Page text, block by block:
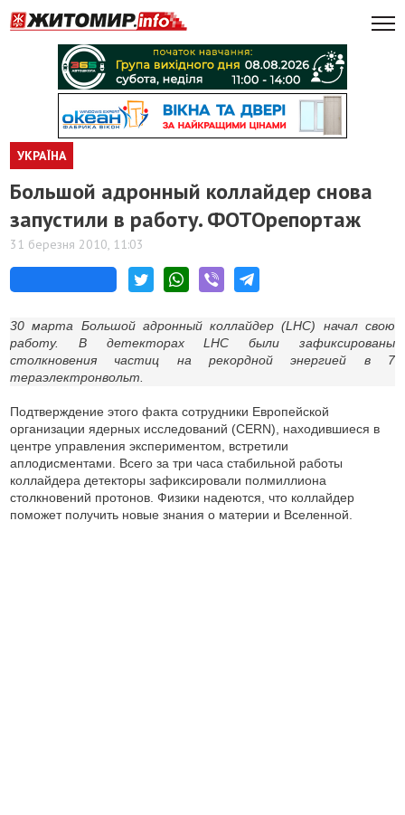
УКРАЇНА
Большой адронный коллайдер снова
запустили в работу. ФОТОрепортаж
31 березня 2010, 11:03
30 марта Большой адронный коллайдер (LHC) начал свою
работу. В детекторах LHC были зафиксированы
столкновения частиц на рекордной энергией в 7
тераэлектронвольт.
Подтверждение этого факта сотрудники Европейской
организации ядерных исследований (CERN), находившиеся в
центре управления экспериментом, встретили
аплодисментами. Всего за три часа стабильной работы
коллайдера детекторы зафиксировали полмиллиона
столкновений протонов. Физики надеются, что коллайдер
поможет получить новые знания о материи и Вселенной.